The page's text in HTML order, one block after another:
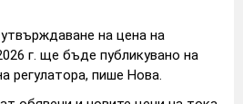
на цена на
г. ще бъде публикувано на
регулатора, пише Нова.